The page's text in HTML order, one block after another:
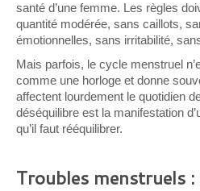
santé d’une femme. Les règles
quantité modérée, sans caillots,
émotionnelles, sans irritabilité,
Mais parfois, le cycle menstruel
comme une horloge et donne
affectent lourdement le quotidien
déséquilibre est la manifestation
qu’il faut rééquilibrer.
Troubles menstruels :